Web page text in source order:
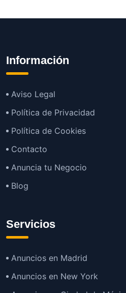
Información
Aviso Legal
Política de Privacidad
Política de Cookies
Contacto
Anuncia tu Negocio
Blog
Servicios
Anuncios en Madrid
Anuncios en New York